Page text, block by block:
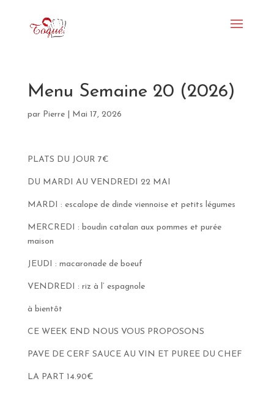
Menu Semaine 20 (2026)
par Pierre| Mai 17, 2026
PLATS DU JOUR 7€
DU MARDI AU VENDREDI 22 MAI
MARDI : escalope de dinde viennoise et petits légumes
MERCREDI : boudin catalan aux pommes et purée
maison
JEUDI : macaronade de boeuf
VENDREDI : riz à l’ espagnole
à bientôt
CE WEEK END NOUS VOUS PROPOSONS
PAVE DE CERF SAUCE AU VIN ET PUREE DU CHEF
LA PART 14.90€